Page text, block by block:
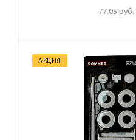
77.05 руб.
АКЦИЯ